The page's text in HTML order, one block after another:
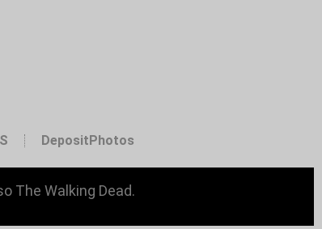
DepositPhotos
The Walking Dead.